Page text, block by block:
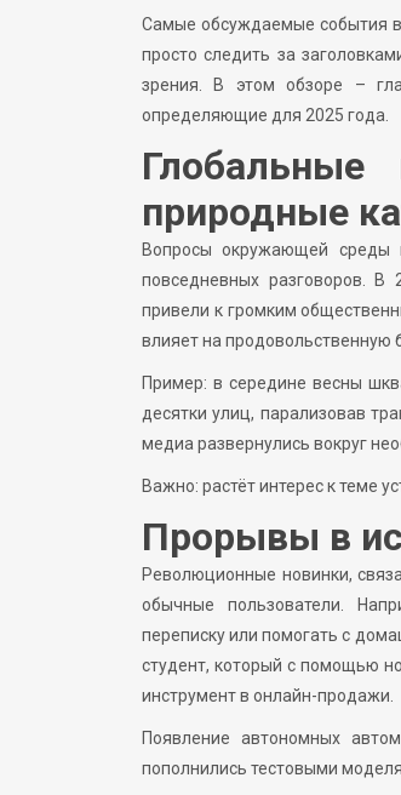
Самые обсуждаемые события
просто следить за
зрения. В этом обзоре –
определяющие для 2025 года.
природные
Вопросы окружающей среды
повседневных разговоров.
привели к громким
влияет на продовольственную
Пример: в середине весны
десятки улиц, парализовав
медиа развернулись вокруг
Важно: растёт интерес к теме
Прорывы в
Революционные новинки,
обычные пользователи.
переписку или помогать с
студент, который с помощью
инструмент в онлайн-продажи.
Появление автономных
пополнились тестовыми